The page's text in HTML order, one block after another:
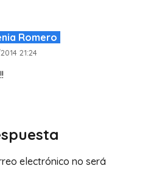
Romero
21:24
electrónico no será